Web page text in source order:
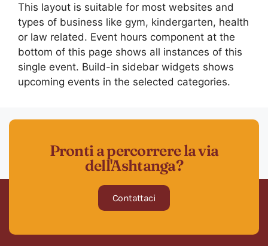
This layout is suitable for most websites and
types of business like gym, kindergarten, health
or law related. Event hours component at the
bottom of this page shows all instances of this
single event. Build-in sidebar widgets shows
upcoming events in the selected categories.
Pronti a percorrere la via
dell'Ashtanga?
Contattaci